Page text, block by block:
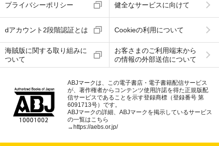
プライバシーポリシー 健全なサービスに向けて
dアカウント2段階認証とは Cookieの利用について
海賊版に関する取り組みに
ついて
お客さまのご利用端末から
の情報の外部送信について
ABJマークは、この電子書店・電子書籍配信サービス
が、著作権者からコンテンツ使用許諾を得た正規版配
信サービスであることを示す登録商標（登録番号 第
6091713号）です。
ABJマークの詳細、ABJマークを掲示しているサービス
の一覧はこちら
→ https://aebs.or.jp/